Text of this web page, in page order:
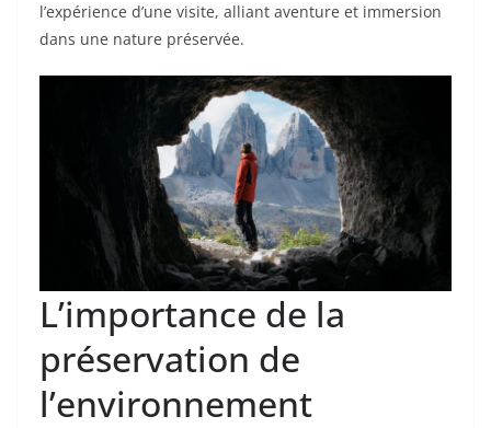
l’expérience d’une visite, alliant aventure et immersion
dans une nature préservée.
L’importance de la
préservation de
l’environnement